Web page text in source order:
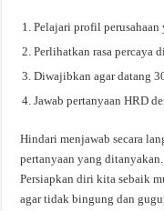
Pelajari profil perusahaan
Perlihatkan rasa percaya
Diwajibkan agar datang
Jawab pertanyaan HRD
Hindari menjawab secara
pertanyaan yang ditanyakan.
Persiapkan diri kita sebaik
agar tidak bingung dan